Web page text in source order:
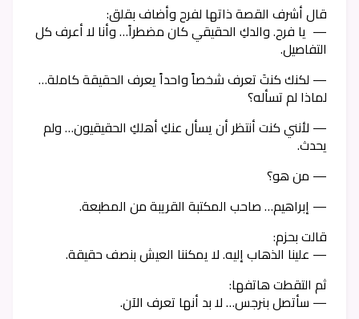
قال أشرف القصة ذاتها لفرح وأضاف بقلق:
— يا فرح. والدكِ الحقيقي كان مضطراً… وأنا لا أعرف كل
التفاصيل.
— لكنك كنتَ تعرف شخصاً واحداً يعرف الحقيقة كاملة…
لماذا لم تسأله؟
— لأنني كنت أنتظر أن يسأل عنكِ أهلكِ الحقيقيون… ولم
يحدث.
— من هو؟
— إبراهيم… صاحب المكتبة القريبة من المطبعة.
قالت بحزم:
— علينا الذهاب إليه. لا يمكننا العيش بنصف حقيقة.
ثم التقطت هاتفها:
— سأتصل بنرجس… لا بد أنها تعرف الآن.